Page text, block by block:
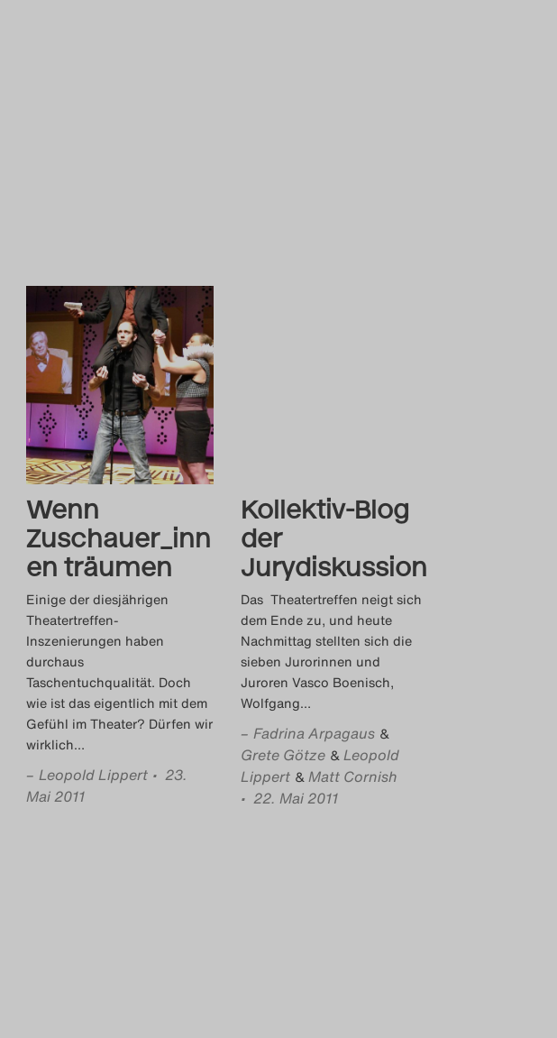
Wenn
Zuschauer_inn
en träumen
Einige der diesjährigen
Theatertreffen-
Inszenierungen haben
durchaus
Taschentuchqualität. Doch
wie ist das eigentlich mit dem
Gefühl im Theater? Dürfen wir
wirklich…
– Leopold Lippert • 23.
Mai 2011
Kollektiv-Blog
der
Jurydiskussion
Das Theatertreffen neigt sich
dem Ende zu, und heute
Nachmittag stellten sich die
sieben Jurorinnen und
Juroren Vasco Boenisch,
Wolfgang…
– Fadrina Arpagaus &
Grete Götze &Leopold
Lippert &Matt Cornish
• 22. Mai 2011